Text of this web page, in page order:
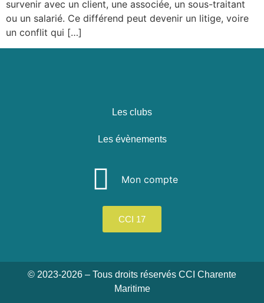
survenir avec un client, une associée, un sous-traitant
ou un salarié. Ce différend peut devenir un litige, voire
un conflit qui […]
Les clubs
Les évènements
Mon compte
CCI 17
© 2023-2026 – Tous droits réservés CCI Charente
Maritime